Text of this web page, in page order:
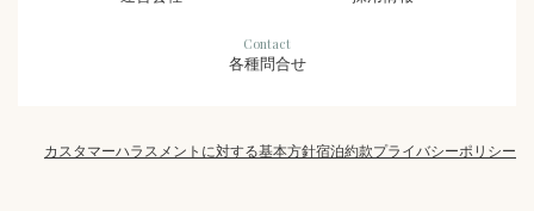
Contact
各種問合せ
カスタマーハラスメントに対する基本方針宿泊約款プライバシーポリシー